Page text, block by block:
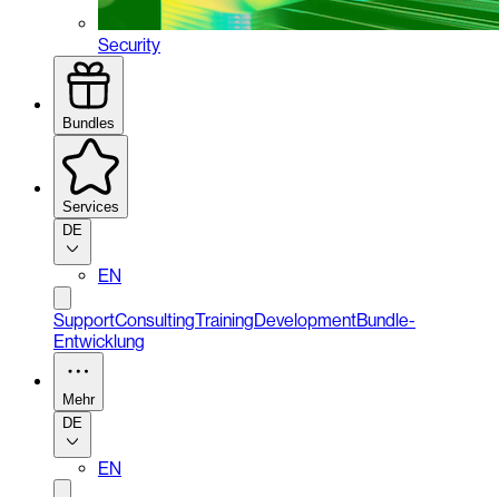
Security
Bundles
Services
DE
EN
SupportConsultingTrainingDevelopmentBundle-
Entwicklung
Mehr
DE
EN